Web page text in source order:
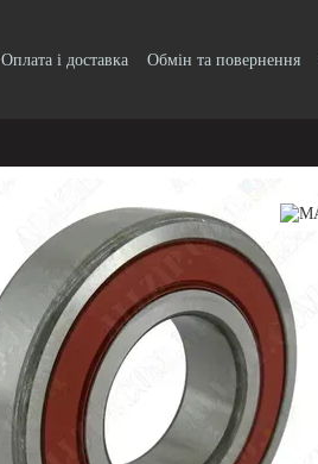
Оплата і доставка Обмін та повернення